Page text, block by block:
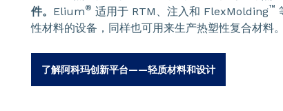
件。 Elium® 适用于 RTM、注入和 FlexMolding™
性材料的设备，同样也可用来生产热塑性复合材料。
了解阿科玛创新平台——轻质材料和设计